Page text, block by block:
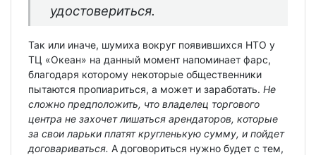
удостовериться.
Так или иначе, шумиха вокруг появившихся НТО у
ТЦ «Океан» на данный момент напоминает фарс,
благодаря которому некоторые общественники
пытаются пропиариться, а может и заработать. Не
сложно предположить, что владелец торгового
центра не захочет лишаться арендаторов, которые
за свои ларьки платят кругленькую сумму, и пойдет
договариваться. А договориться нужно будет с тем,